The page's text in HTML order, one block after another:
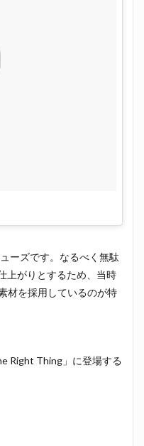
ーズです。なるべく無駄
上がりとするため、当時
材を採用しているのが特
Right Thing」に登場する